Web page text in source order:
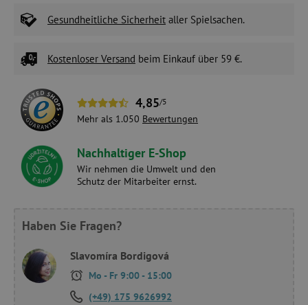
Gesundheitliche Sicherheit aller Spielsachen.
Kostenloser Versand beim Einkauf über 59 €.
4,85/5
Mehr als 1.050 Bewertungen
Nachhaltiger E-Shop
Wir nehmen die Umwelt und den
Schutz der Mitarbeiter ernst.
Haben Sie Fragen?
Slavomíra Bordigová
Mo - Fr 9:00 - 15:00
(+49) 175 9626992